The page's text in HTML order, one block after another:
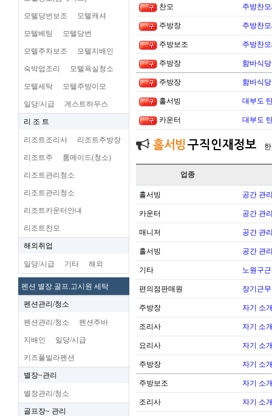
모텔당번보조 모텔캐셔
모텔베팅 모텔당번
모텔주차보조 모텔지배인
숙박업조리 모텔욕실청소
모텔세탁 모텔주방이모
일당/시급 게스트하우스
리 조 트
리조트조리사 리조트주방장
리조트주 룸메이드(청소)
리조트관리청소
리조트관리청소
리조트카운터안내
리조트찬모
해외취업
일당/시급 기타 해외
펜션 별장.골프.고시원 세탁
펜션관리/청소
펜션관리/청소 펜션주바
지배인 일당/시급
키즈풀빌라펜션
별장~관리
별장관리/청소
골프장~ 관리
찬모 주방찬
주방장 주방찬
주방보조 주방찬
주방장 함바식
주방장 함바식
홀서빙 대부도
카운터 대부도
홀서빙 구직인재정보
업종
홀서빙 공간 관
카운터 공간 관
매니저 공간 관
홀서빙 공간 관
기타 노원구
편의점판매원 장기근
주방장 자기 소
조리사 자기 소
요리사 자기 소
주방장 자기 소
주방보조 자기 소
조리사 자기 소